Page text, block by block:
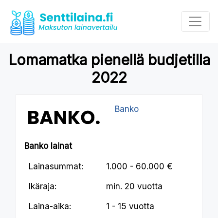
Lomamatka pienellä budjetilla
2022
Banko
Banko lainat
Lainasummat: 1.000 - 60.000 €
Ikäraja: min. 20 vuotta
Laina-aika: 1 - 15 vuotta